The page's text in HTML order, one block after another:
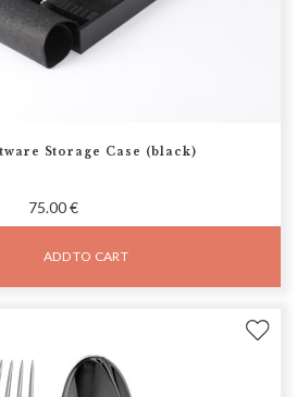
Storage Case (black)
75.00 €
ADD TO CART